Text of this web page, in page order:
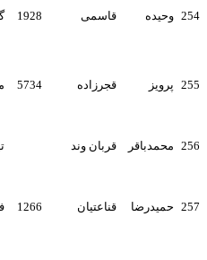
قاسمی 1928 گلستان
قجرزاده 5734 مازندران
قربان وند
قناعتیان 1266 فارس